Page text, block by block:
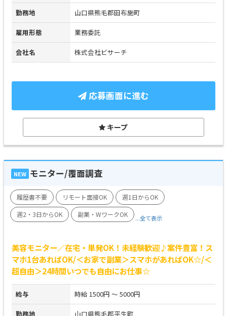
勤務地 山口県熊毛郡田布施町
雇用形態 業務委託
会社名 株式会社ビサーチ
応募画面に進む
キープ
NEW モニター/覆面調査
履歴書不要 リモート面接OK
週1日からOK
週2・3日からOK
副業・WワークOK ...全て表示
美容モニター／在宅・単発OK！未経験歓迎♪案件豊富！ス
マホ1台あればOK/＜お家で副業＞スマホがあればOK☆/＜
超自由＞24時間いつでも自由にお仕事☆
給与 時給 1500円 ～ 5000円
勤務地 山口県熊毛郡平生町